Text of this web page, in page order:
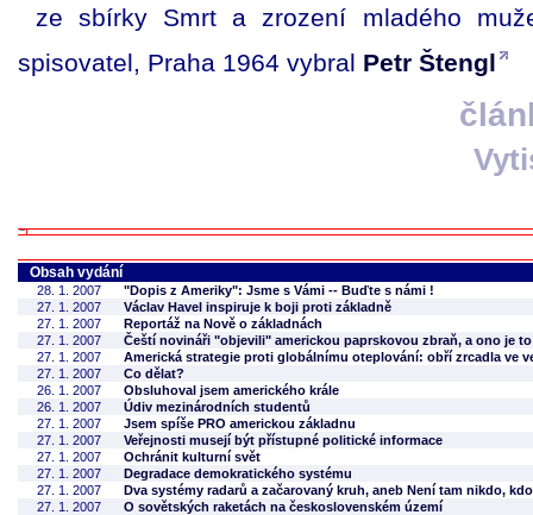
ze sbírky Smrt a zrození mladého
spisovatel, Praha 1964 vybral Petr Štengl
Obsah vydání
28. 1. 2007
"Dopis z Ameriky": Jsme s Vámi -- Buďte s námi !
27. 1. 2007
Václav Havel inspiruje k boji proti základně
27. 1. 2007
Reportáž na Nově o základnách
27. 1. 2007
Čeští novináři "objevili" americkou paprskovou zbraň, a ono je
27. 1. 2007
Americká strategie proti globálnímu oteplování: obří zrcadla ve
27. 1. 2007
Co dělat?
26. 1. 2007
Obsluhoval jsem amerického krále
26. 1. 2007
Údiv mezinárodních studentů
27. 1. 2007
Jsem spíše PRO americkou základnu
27. 1. 2007
Veřejnosti musejí být přístupné politické informace
27. 1. 2007
Ochránit kulturní svět
27. 1. 2007
Degradace demokratického systému
27. 1. 2007
Dva systémy radarů a začarovaný kruh, aneb Není tam nikdo,
27. 1. 2007
O sovětských raketách na československém území